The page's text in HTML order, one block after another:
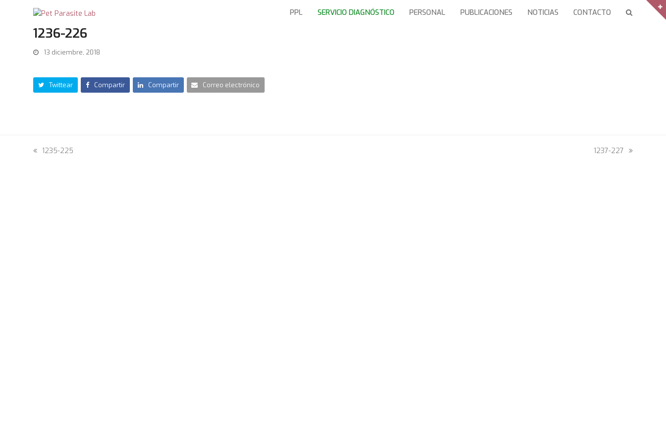
PPL SERVICIO DIAGNÓSTICO PERSONAL PUBLICACIONES NOTICIAS CONTACTO
1236-226
13 diciembre, 2018
Twittear Compartir Compartir Correo electrónico
previous
1235-225
next
1237-227